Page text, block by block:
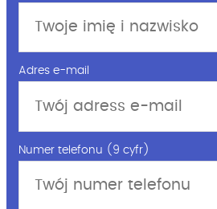
Adres e-mail
Numer telefonu (9 cyfr)